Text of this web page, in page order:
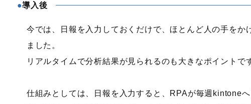
導入後
今では、日報を入力しておくだけで、ほとんど人の手をか
ました。
リアルタイムで分析結果が見られるのも大きなポイントで
仕組みとしては、日報を入力すると、RPAが毎週kintone